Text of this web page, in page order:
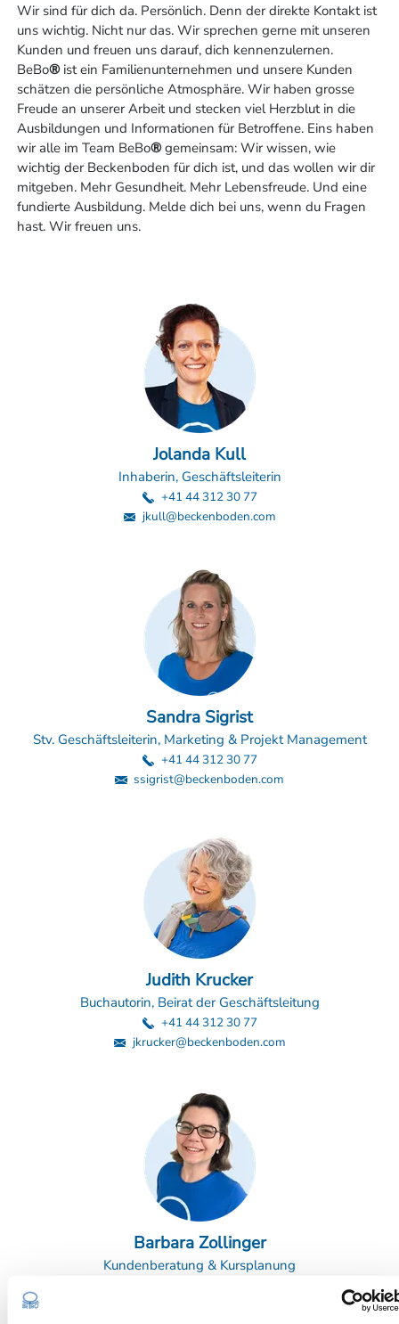
Wir sind für dich da. Persönlich. Denn der direkte Kontakt ist
uns wichtig. Nicht nur das. Wir sprechen gerne mit unseren
Kunden und freuen uns darauf, dich kennenzulernen.
BeBo®ist ein Familienunternehmen und unsere Kunden
schätzen die persönliche Atmosphäre. Wir haben grosse
Freude an unserer Arbeit und stecken viel Herzblut in die
Ausbildungen und Informationen für Betroffene. Eins haben
wir alle im Team BeBo®gemeinsam: Wir wissen, wie
wichtig der Beckenboden für dich ist, und das wollen wir dir
mitgeben. Mehr Gesundheit. Mehr Lebensfreude. Und eine
fundierte Ausbildung. Melde dich bei uns, wenn du Fragen
hast. Wir freuen uns.
Jolanda Kull
Inhaberin, Geschäftsleiterin
+41 44 312 30 77
jkull@beckenboden.com
Sandra Sigrist
Stv. Geschäftsleiterin, Marketing & Projekt Management
+41 44 312 30 77
ssigrist@beckenboden.com
Judith Krucker
Buchautorin, Beirat der Geschäftsleitung
+41 44 312 30 77
jkrucker@beckenboden.com
Barbara Zollinger
Kundenberatung & Kursplanung